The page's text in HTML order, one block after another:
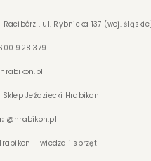
, ul. Rybnicka 137 (woj.
928 379
Sklep Jeździecki Hrabikon
@hrabikon.pl
– wiedza i sprzęt